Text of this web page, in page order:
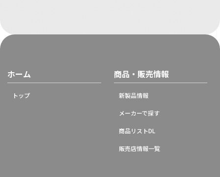
ホーム
トップ
商品・販売情報
新製品情報
メーカーで探す
商品リストDL
販売店情報一覧